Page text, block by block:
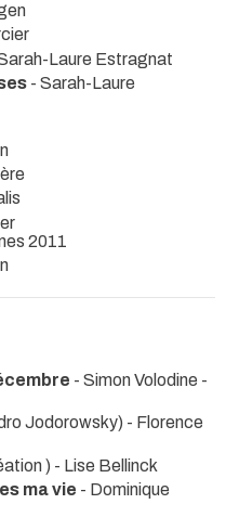
Laure Estragnat
- Sarah-Laure
2011
- Simon Volodine -
Jodorowsky) - Florence
) - Lise Bellinck
ma vie - Dominique